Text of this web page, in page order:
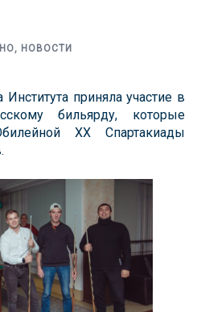
, НОВОСТИ
приняла участие в
бильярду, которые
XX Спартакиады